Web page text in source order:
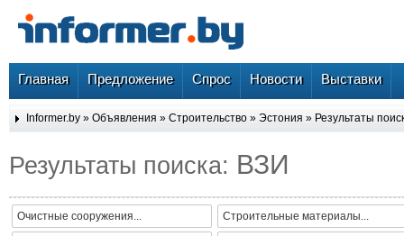
Главная Предложение Спрос Новости Выставки
Informer.by » Объявления » Строительство » Эстония » Результаты
Результаты поиска: ВЗИ
Очистные сооружения... Строительные материалы...